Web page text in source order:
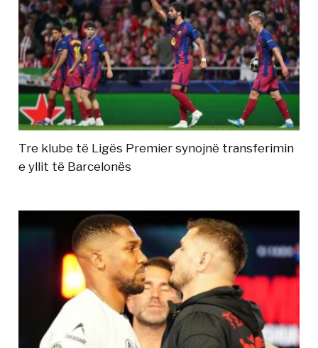
Tre klube të Ligës Premier synojnë transferimin
e yllit të Barcelonës